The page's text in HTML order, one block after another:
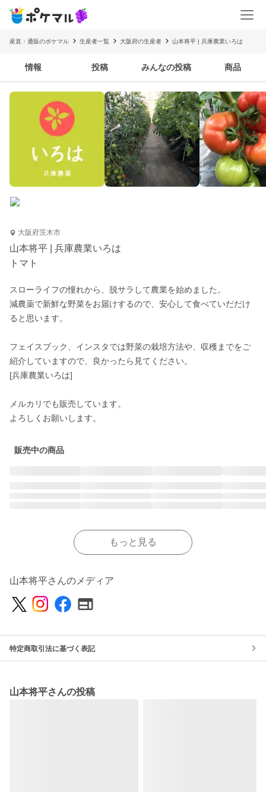
産直・通販のポケマル 生産者一覧 大阪府の生産者 山本将平 | 兵庫農業いろは
情報 投稿 みんなの投稿 商品
大阪府茨木市
山本将平 | 兵庫農業いろは
トマト
スローライフの憧れから、脱サラして農業を始めました。
減農薬で新鮮な野菜をお届けするので、安心して食べていだだけ
ると思います。
フェイスブック、インスタでは野菜の栽培方法や、収穫までをご
紹介していますので、良かったら見てください。
[兵庫農業いろは]
メルカリでも販売しています。
よろしくお願いします。
販売中の商品
もっと見る
山本将平さんのメディア
特定商取引法に基づく表記
山本将平さんの投稿